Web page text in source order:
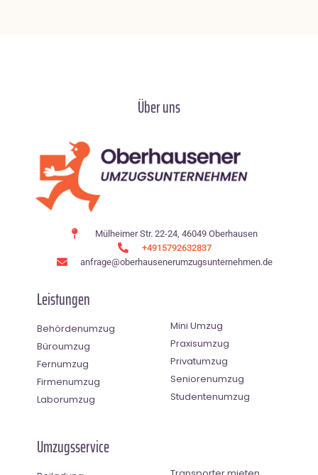
Über uns
Mülheimer Str. 22-24, 46049 Oberhausen
+4915792632837
anfrage@oberhausenerumzugsunternehmen.de
Leistungen
Behördenumzug
Büroumzug
Fernumzug
Firmenumzug
Laborumzug
Mini Umzug
Praxisumzug
Privatumzug
Seniorenumzug
Studentenumzug
Umzugsservice